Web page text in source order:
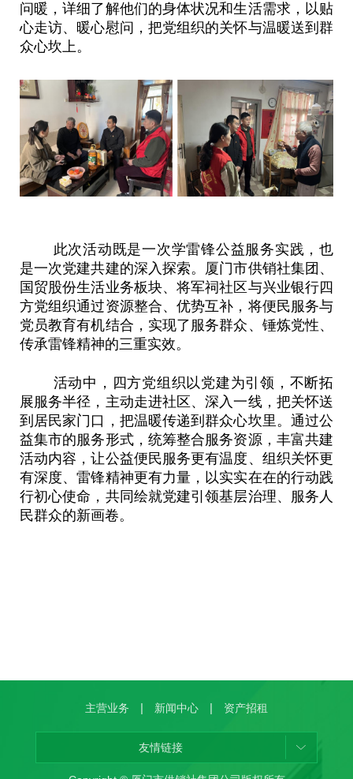
问暖，详细了解他们的身体状况和生活需求，以贴
心走访、暖心慰问，把党组织的关怀与温暖送到群
众心坎上。
此次活动既是一次学雷锋公益服务实践，也
是一次党建共建的深入探索。厦门市供销社集团、
国贸股份生活业务板块、将军祠社区与兴业银行四
方党组织通过资源整合、优势互补，将便民服务与
党员教育有机结合，实现了服务群众、锤炼党性、
传承雷锋精神的三重实效。
活动中，四方党组织以党建为引领，不断拓
展服务半径，主动走进社区、深入一线，把关怀送
到居民家门口，把温暖传递到群众心坎里。通过公
益集市的服务形式，统筹整合服务资源，丰富共建
活动内容，让公益便民服务更有温度、组织关怀更
有深度、雷锋精神更有力量，以实实在在的行动践
行初心使命，共同绘就党建引领基层治理、服务人
民群众的新画卷。
主营业务 | 新闻中心 | 资产招租
友情链接